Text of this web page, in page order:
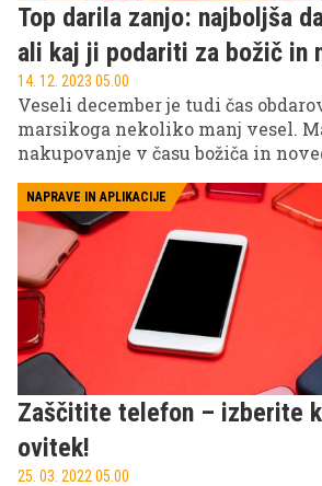
Top darila zanjo: najboljša
ali kaj ji podariti za božič in
14. 12. 2023 05.00
Veseli december je tudi čas
marsikoga nekoliko manj vesel.
nakupovanje v času božiča in
pravo darilo za ljubljeno osebo ali
primeru, da ne veste, kakšno
darilo kupiti za svoj drago, smo
nekaj odličnih predlogov daril, s
morete zgrešiti pri nežnejšem
NAPRAVE IN APLIKACIJE
Zaščitite telefon – izberite
ovitek!
25. 03. 2022 05.00